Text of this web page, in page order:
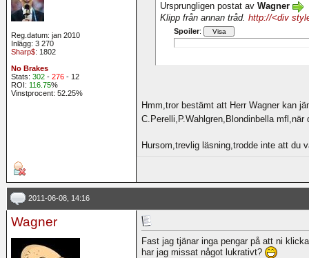
Reg.datum: jan 2010
Inlägg: 3 270
Sharp$: 1802
No Brakes
Stats: 302 - 276 - 12
ROI: 116.75%
Vinstprocent: 52.25%
Ursprungligen postat av Wagner
Klipp från annan tråd. http://<div
Spoiler:
Hmm,tror bestämt att Herr Wagner kan
C.Perelli,P.Wahlgren,Blondinbella
Hursom,trevlig läsning,trodde inte att du
2011-06-08, 14:16
Wagner
Fast jag tjänar inga pengar på att ni
har jag missat något lukrativt?